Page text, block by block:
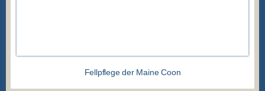
Fellpflege der Maine Coon